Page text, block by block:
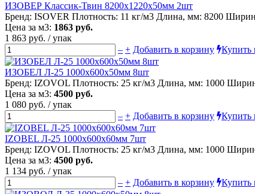
ИЗОВЕР Классик-Твин 8200х1220х50мм 2шт
Бренд: ISOVER Плотность: 11 кг/м3 Длина, мм: 8200
Цена за м3: 1863 руб.
1 863 руб. / упак
– + Добавить в корзину Купить
ИЗОБЕЛ Л-25 1000х600х50мм 8шт
Бренд: IZOVOL Плотность: 25 кг/м3 Длина, мм: 1000
Цена за м3: 4500 руб.
1 080 руб. / упак
– + Добавить в корзину Купить
IZOBEL Л-25 1000х600х60мм 7шт
Бренд: IZOVOL Плотность: 25 кг/м3 Длина, мм: 1000
Цена за м3: 4500 руб.
1 134 руб. / упак
– + Добавить в корзину Купить